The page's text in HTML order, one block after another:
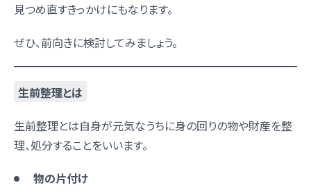
見つめ直すきっかけにもなります。
ぜひ、前向きに検討してみましょう。
生前整理とは
生前整理とは自身が元気なうちに身の回りの物や財産を整
理、処分することをいいます。
物の片付け